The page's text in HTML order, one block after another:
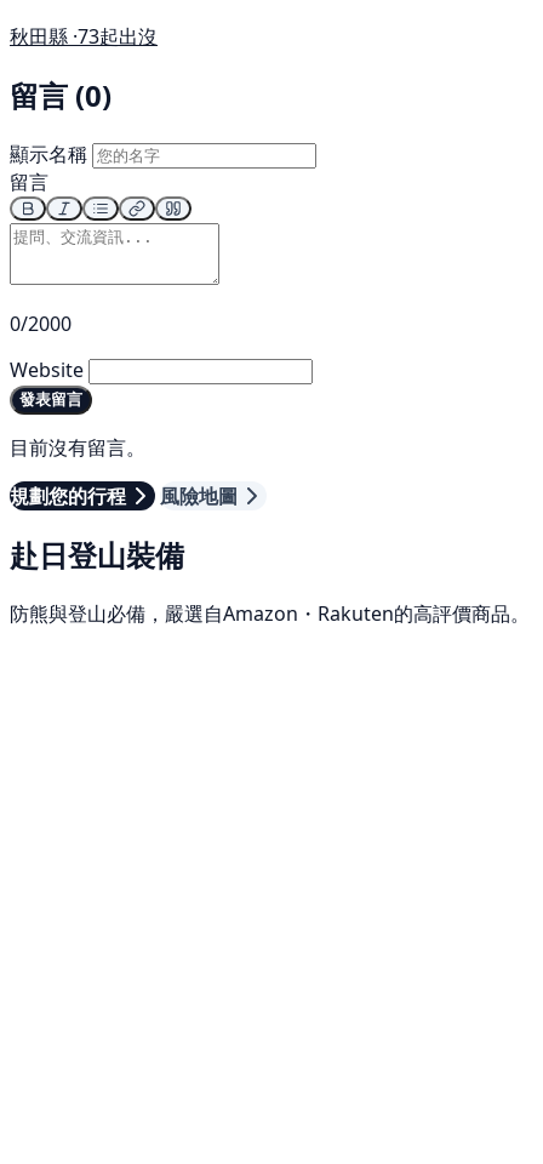
秋田縣 ·73起出沒
留言 (0)
顯示名稱
留言
0/2000
Website
發表留言
目前沒有留言。
規劃您的行程
風險地圖
赴日登山裝備
防熊與登山必備，嚴選自Amazon・Rakuten的高評價商品。